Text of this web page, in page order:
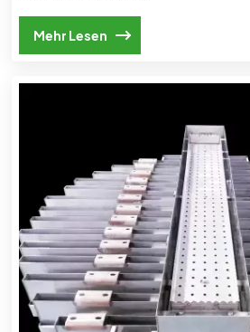
Mehr Lesen